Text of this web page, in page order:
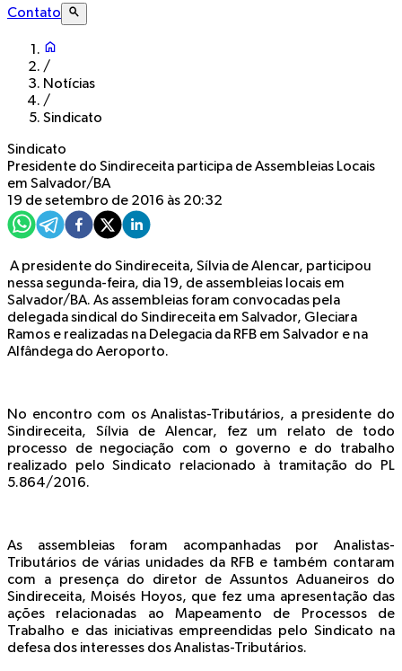
Contato
/
Notícias
/
Sindicato
Sindicato
Presidente do Sindireceita participa de Assembleias Locais
em Salvador/BA
19 de setembro de 2016 às 20:32
A presidente do Sindireceita, Sílvia de Alencar, participou
nessa segunda-feira, dia 19, de assembleias locais em
Salvador/BA. As assembleias foram convocadas pela
delegada sindical do Sindireceita em Salvador, Gleciara
Ramos e realizadas na Delegacia da RFB em Salvador e na
Alfândega do Aeroporto.
No encontro com os Analistas-Tributários, a presidente do
Sindireceita, Sílvia de Alencar, fez um relato de todo
processo de negociação com o governo e do trabalho
realizado pelo Sindicato relacionado à tramitação do PL
5.864/2016.
As assembleias foram acompanhadas por Analistas-
Tributários de várias unidades da RFB e também contaram
com a presença do diretor de Assuntos Aduaneiros do
Sindireceita, Moisés Hoyos, que fez uma apresentação das
ações relacionadas ao Mapeamento de Processos de
Trabalho e das iniciativas empreendidas pelo Sindicato na
defesa dos interesses dos Analistas-Tributários.